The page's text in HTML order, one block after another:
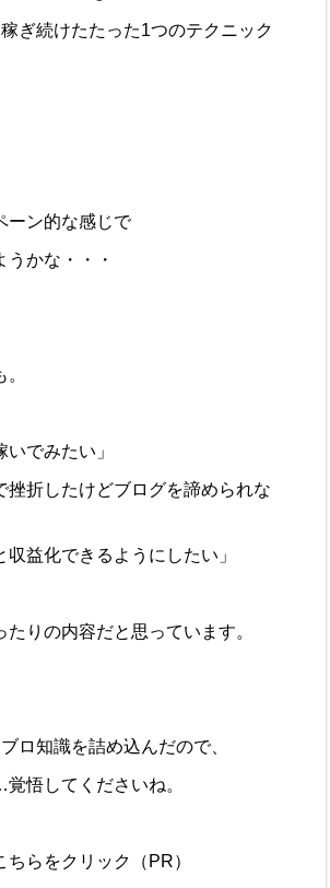
ぎ続けたたった1つのテクニック
ーン的な感じで
うかな・・・
いでみたい」
挫折したけどブログを諦められな
収益化できるようにしたい」
たりの内容だと思っています。
ロ知識を詰め込んだので、
悟してくださいね。
らをクリック（PR）